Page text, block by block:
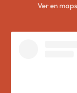
Ver en maps